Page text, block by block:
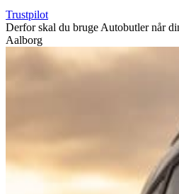
Trustpilot
Derfor skal du bruge Autobutler når
Aalborg